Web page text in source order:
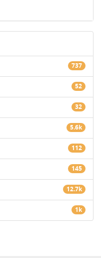
737
52
32
5.6k
112
145
12.7k
1k